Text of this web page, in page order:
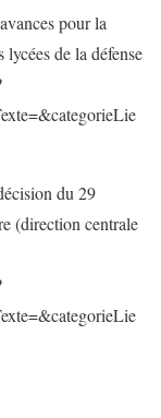
pour la
lycées de la défense
du 29
(direction centrale